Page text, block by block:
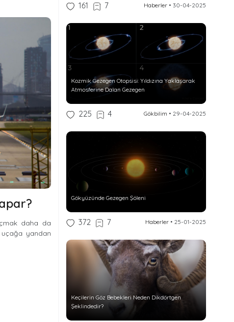
daha da
uçağa yandan
161 7 Haberler• 30-04-2025
Kozmik Gezegen Otopsisi: Yıldızına Yaklaşarak
Atmosferine Dalan Gezegen
225 4 Gökbilim • 29-04-2025
Gökyüzünde Gezegen Şöleni
372 7 Haberler• 25-01-2025
Keçilerin Göz Bebekleri Neden Dikdörtgen
Şeklindedir?